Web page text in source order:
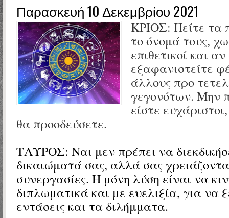
Παρασκευή 10 Δεκεμβρίου 2021
ΚΡΙΟΣ: Πείτε τα
το όνομά τους,
επιθετικοί και
εξαφανιστείτε
άλλους προ
γεγονότων. Μην
είστε
θα προοδεύσετε.
ΤΑΥΡΟΣ: Ναι μεν πρέπει να
δικαιώματά σας, αλλά σας
συνεργασίες. Η μόνη λύση είναι να
διπλωματικά και με ευελιξία, για να
εντάσεις και τα διλήμματα.